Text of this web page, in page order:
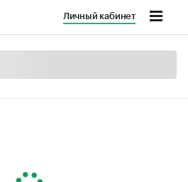
Личный кабинет